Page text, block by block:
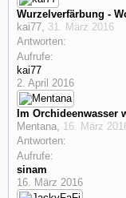
Wurzelverfärbung -
kai77, 31. März 2016
Antworten:
Aufrufe:
kai77
2. April 2016
Im Orchideenwasser
Mentana, 16. März
Antworten:
Aufrufe:
sinam
16. März 2016